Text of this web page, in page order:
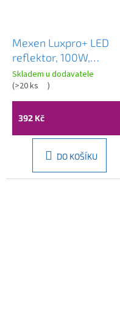
Mexen Luxpro+ LED
reflektor, 100W,
neutrální - 4000K,
11000 lm, černá - L231-
100-40-70
Skladem u dodavatele
(>20 ks )
392 Kč
DO KOŠÍKU